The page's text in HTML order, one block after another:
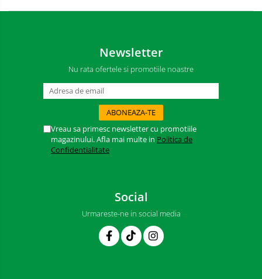
Newsletter
Nu rata ofertele si promotiile noastre
Vreau sa primesc newsletter cu promotiile
magazinului. Afla mai multe in Politica de
Confidentialitate
Social
Urmareste-ne in social media